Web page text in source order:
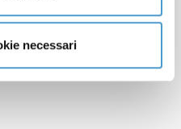
necessari